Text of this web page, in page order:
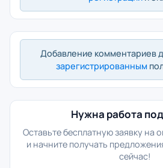
Добавление комментариев
зарегистрированным
Нужна работа
Оставьте бесплатную заявку на
и начните получать
сейчас!